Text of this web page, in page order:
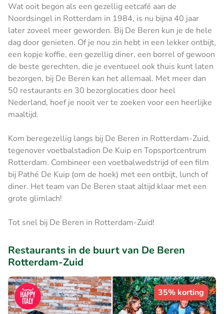
Wat ooit begon als een gezellig eetcafé aan de
Noordsingel in Rotterdam in 1984, is nu bijna 40 jaar
later zoveel meer geworden. Bij De Beren kun je de hele
dag door genieten. Of je nou zin hebt in een lekker ontbijt,
een kopje koffie, een gezellig diner, een borrel of gewoon
de beste gerechten, die je eventueel ook thuis kunt laten
bezorgen, bij De Beren kan het allemaal. Met meer dan
50 restaurants en 30 bezorglocaties door heel
Nederland, hoef je nooit ver te zoeken voor een heerlijke
maaltijd.
Kom beregezellig langs bij De Beren in Rotterdam-Zuid,
tegenover voetbalstadion De Kuip en Topsportcentrum
Rotterdam. Combineer een voetbalwedstrijd of een film
bij Pathé De Kuip (om de hoek) met een ontbijt, lunch of
diner. Het team van De Beren staat altijd klaar met een
grote glimlach!
Tot snel bij De Beren in Rotterdam-Zuid!
Restaurants in de buurt van De Beren
Rotterdam-Zuid
35% korting